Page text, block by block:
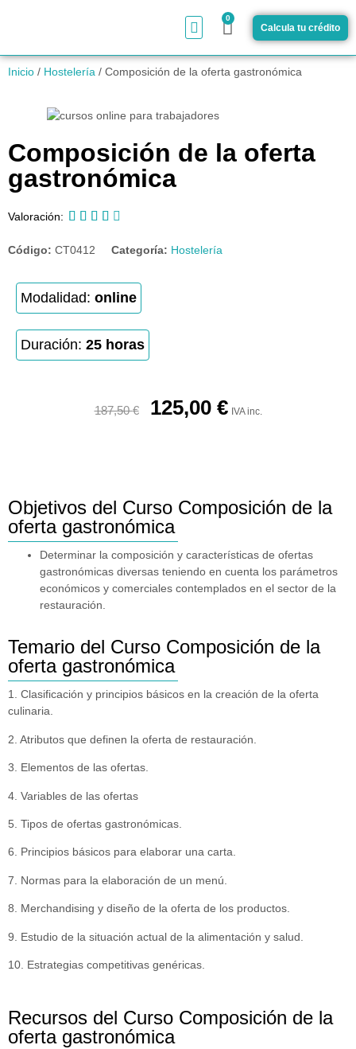
0
Calcula tu crédito
Inicio / Hostelería / Composición de la oferta gastronómica
Composición de la oferta
gastronómica
Valoración:     
Código: CT0412 Categoría: Hostelería
Modalidad: online
Duración: 25 horas
187,50€ 125,00 € IVA inc.
Objetivos del Curso Composición de la
oferta gastronómica
Determinar la composición y características de ofertas
gastronómicas diversas teniendo en cuenta los parámetros
económicos y comerciales contemplados en el sector de la
restauración.
Temario del Curso Composición de la
oferta gastronómica
1. Clasificación y principios básicos en la creación de la oferta
culinaria.
2. Atributos que definen la oferta de restauración.
3. Elementos de las ofertas.
4. Variables de las ofertas
5. Tipos de ofertas gastronómicas.
6. Principios básicos para elaborar una carta.
7. Normas para la elaboración de un menú.
8. Merchandising y diseño de la oferta de los productos.
9. Estudio de la situación actual de la alimentación y salud.
10. Estrategias competitivas genéricas.
Recursos del Curso Composición de la
oferta gastronómica